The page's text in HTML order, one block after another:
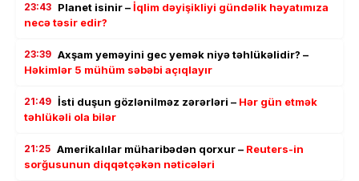
23:43 Planet isinir –İqlim dəyişikliyi gündəlik həyatımıza
necə təsir edir?
23:39 Axşam yeməyini gec yemək niyə təhlükəlidir? –
Həkimlər 5 mühüm səbəbi açıqlayır
21:49 İsti duşun gözlənilməz zərərləri – Hər gün etmək
təhlükəli ola bilər
21:25 Amerikalılar müharibədən qorxur – Reuters-in
sorğusunun diqqətçəkən nəticələri